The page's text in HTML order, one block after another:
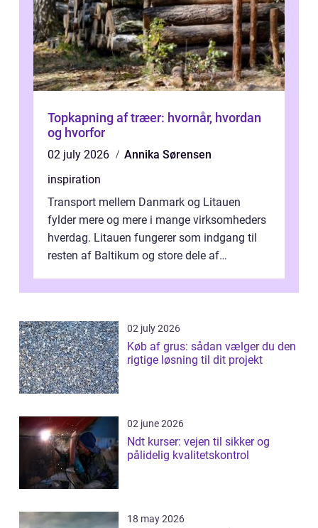
Topkapning af træer: hvornår, hvordan
og hvorfor
02 july 2026
Annika Sørensen
inspiration
Transport mellem Danmark og Litauen
fylder mere og mere i mange virksomheders
hverdag. Litauen fungerer som indgang til
resten af Baltikum og store dele af
02 july 2026
Køb af grus: sådan vælger du den
rigtige løsning til dit projekt
02 june 2026
Ndt kurser: vejen til sikker og
pålidelig kvalitetskontrol
18 may 2026